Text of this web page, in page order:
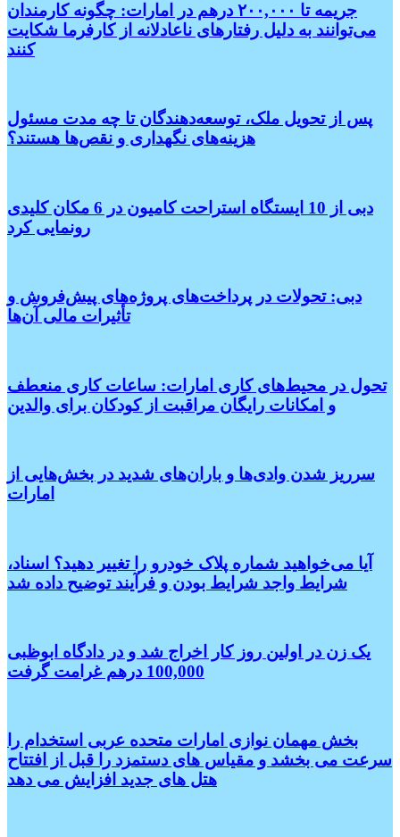
جریمه تا ۲۰۰,۰۰۰ درهم در امارات: چگونه کارمندان
می‌توانند به دلیل رفتارهای ناعادلانه از کارفرما شکایت
کنند
پس از تحویل ملک، توسعه‌دهندگان تا چه مدت مسئول
هزینه‌های نگهداری و نقص‌ها هستند؟
دبی از 10 ایستگاه استراحت کامیون در 6 مکان کلیدی
رونمایی کرد
دبی: تحولات در پرداخت‌های پروژه‌های پیش‌فروش و
تأثیرات مالی آن‌ها
تحول در محیط‌های کاری امارات: ساعات کاری منعطف
و امکانات رایگان مراقبت از کودکان برای والدین
سرریز شدن وادی‌ها و باران‌های شدید در بخش‌هایی از
امارات
آیا می‌خواهید شماره پلاک خودرو را تغییر دهید؟ اسناد،
شرایط واجد شرایط بودن و فرآیند توضیح داده شد
یک زن در اولین روز کار اخراج شد و در دادگاه ابوظبی
100,000 درهم غرامت گرفت
بخش مهمان نوازی امارات متحده عربی استخدام را
سرعت می بخشد و مقیاس های دستمزد را قبل از افتتاح
هتل های جدید افزایش می دهد